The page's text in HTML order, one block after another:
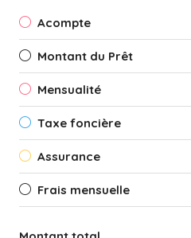
Acompte
Montant du Prêt
Mensualité
Taxe foncière
Assurance
Frais mensuelle